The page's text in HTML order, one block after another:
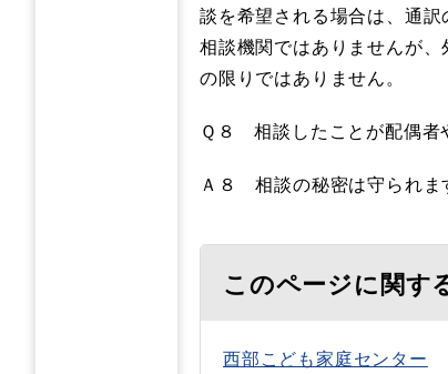
談を希望される場合は、通
相談機関ではありませんが
の限りではありません。
Ｑ８ 相談したことが配偶者
Ａ８ 相談の秘密は守られま
このページに関す
西部こども家庭センター